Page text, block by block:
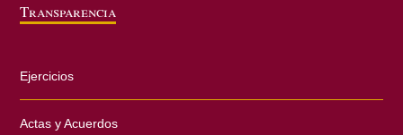
Transparencia
Ejercicios
Actas y Acuerdos